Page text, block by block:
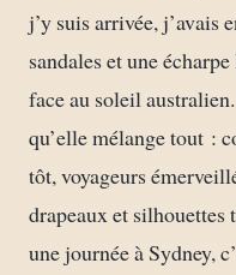
j’y suis arrivée, j’avais
sandales et une
face au soleil
qu’elle mélange tout :
tôt, voyageurs
drapeaux et silhouettes
une journée à Sydney,